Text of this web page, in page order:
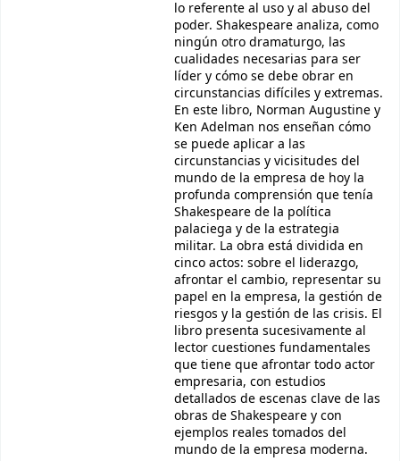
lo referente al uso y al abuso del
poder. Shakespeare analiza, como
ningún otro dramaturgo, las
cualidades necesarias para ser
líder y cómo se debe obrar en
circunstancias difíciles y extremas.
En este libro, Norman Augustine y
Ken Adelman nos enseñan cómo
se puede aplicar a las
circunstancias y vicisitudes del
mundo de la empresa de hoy la
profunda comprensión que tenía
Shakespeare de la política
palaciega y de la estrategia
militar. La obra está dividida en
cinco actos: sobre el liderazgo,
afrontar el cambio, representar su
papel en la empresa, la gestión de
riesgos y la gestión de las crisis. El
libro presenta sucesivamente al
lector cuestiones fundamentales
que tiene que afrontar todo actor
empresaria, con estudios
detallados de escenas clave de las
obras de Shakespeare y con
ejemplos reales tomados del
mundo de la empresa moderna.